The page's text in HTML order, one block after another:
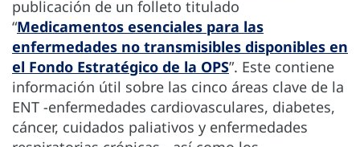
publicación de un folleto titulado
“Medicamentos esenciales para las
enfermedades no transmisibles disponibles en
el Fondo Estratégico de la OPS”. Este contiene
información útil sobre las cinco áreas clave de la
ENT -enfermedades cardiovasculares, diabetes,
cáncer, cuidados paliativos y enfermedades